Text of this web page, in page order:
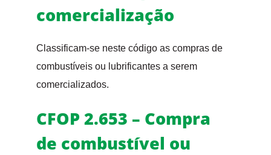
comercialização
Classificam-se neste código as compras de
combustíveis ou lubrificantes a serem
comercializados.
CFOP 2.653 – Compra
de combustível ou